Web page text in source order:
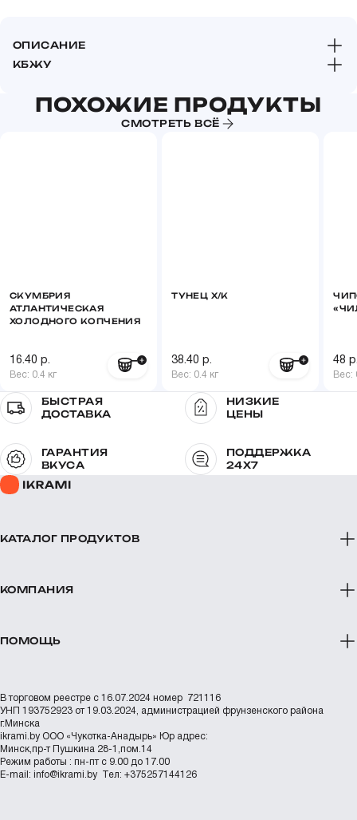
ОПИСАНИЕ
КБЖУ
Пищевая и энергетическая ценность в 100 г (средние
ПОХОЖИЕ ПРОДУКТЫ
СМОТРЕТЬ ВСЁ
СКУМБРИЯ
АТЛАНТИЧЕСКАЯ
ХОЛОДНОГО КОПЧЕНИЯ
16.40 р.
Вес: 0.4 кг
ТУНЕЦ Х/К
38.40 р.
Вес: 0.4 кг
48
Вес:
БЫСТРАЯ
ДОСТАВКА
НИЗКИЕ
ЦЕНЫ
ГАРАНТИЯ
ВКУСА
ПОДДЕРЖКА
24X7
КАТАЛОГ ПРОДУКТОВ
КОМПАНИЯ
ПОМОЩЬ
В торговом реестре с 16.07.2024 номер 721116
УНП 193752923 от 19.03.2024, администрацией фрунзенского района
г.Минска
ikrami.by ООО «Чукотка-Анадырь» Юр адрес:
Минск,пр-т Пушкина 28-1,пом.14
Режим работы : пн-пт с 9.00 до 17.00
Е-mail:
info@ikrami.by Тел: +375257144126